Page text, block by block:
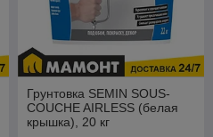
Грунтовка SEMIN SOUS-
COUCHE AIRLESS (белая
крышка), 20 кг